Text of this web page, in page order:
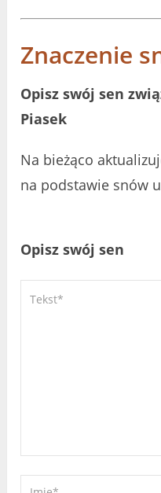
Znaczenie
Opisz swój sen
Piasek
Na bieżąco
na podstawie snów
Opisz swój sen